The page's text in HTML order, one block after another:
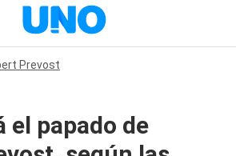
Prevost
el papado de